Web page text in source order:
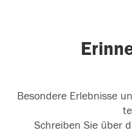
Besondere Erlebnisse
Schreiben Sie über